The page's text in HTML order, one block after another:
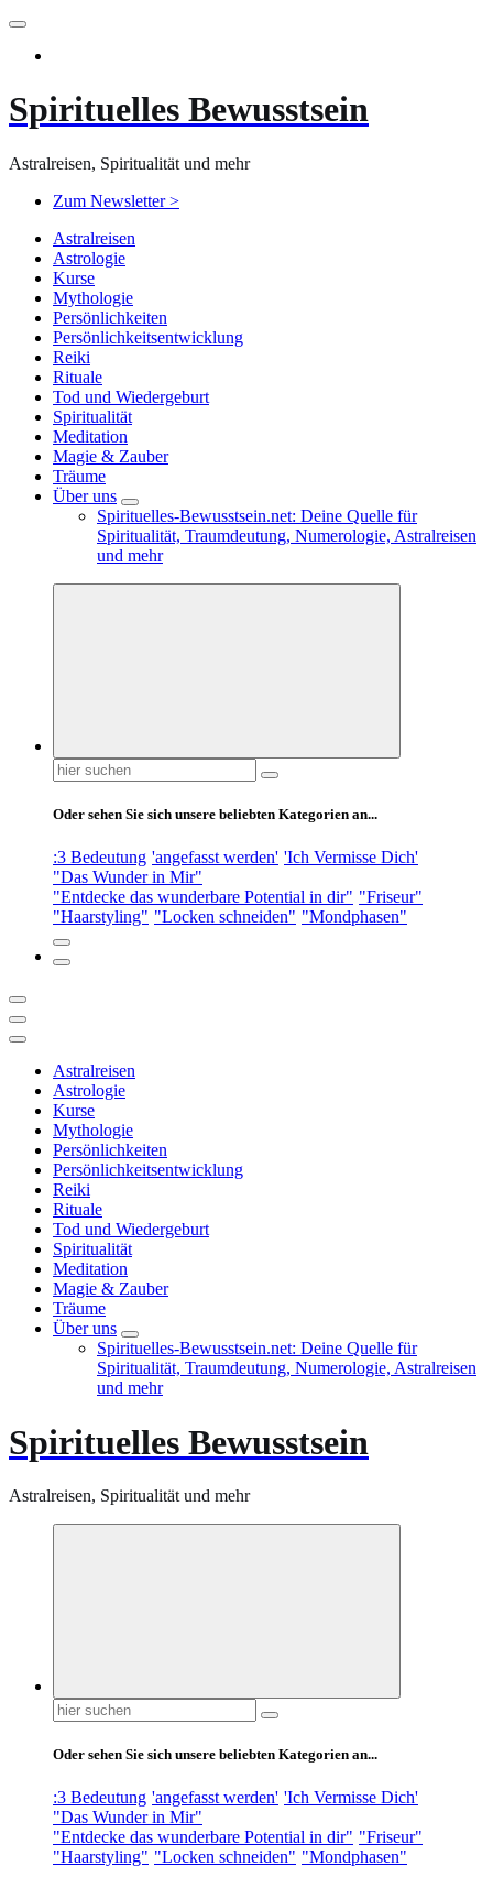
Zum
springen
Spirituelles Bewusstsein
Astralreisen, Spiritualität und mehr
Zum Newsletter >
Astralreisen
Astrologie
Kurse
Mythologie
Persönlichkeiten
Persönlichkeitsentwicklung
Reiki
Rituale
Tod und Wiedergeburt
Spiritualität
Meditation
Magie & Zauber
Träume
Über uns
Spirituelles-Bewusstsein.net: Deine Quelle für
Spiritualität, Traumdeutung, Numerologie, Astralreisen
und mehr
Suchen
nach:
Oder sehen Sie sich unsere beliebten Kategorien an...
:3 Bedeutung 'angefasst werden' 'Ich Vermisse Dich'
"Das Wunder in Mir"
"Entdecke das wunderbare Potential in dir" "Friseur"
"Haarstyling" "Locken schneiden" "Mondphasen"
Astralreisen
Astrologie
Kurse
Mythologie
Persönlichkeiten
Persönlichkeitsentwicklung
Reiki
Rituale
Tod und Wiedergeburt
Spiritualität
Meditation
Magie & Zauber
Träume
Über uns
Spirituelles-Bewusstsein.net: Deine Quelle für
Spiritualität, Traumdeutung, Numerologie, Astralreisen
und mehr
Spirituelles Bewusstsein
Astralreisen, Spiritualität und mehr
Suchen
nach:
Oder sehen Sie sich unsere beliebten Kategorien an...
:3 Bedeutung 'angefasst werden' 'Ich Vermisse Dich'
"Das Wunder in Mir"
"Entdecke das wunderbare Potential in dir" "Friseur"
"Haarstyling" "Locken schneiden" "Mondphasen"